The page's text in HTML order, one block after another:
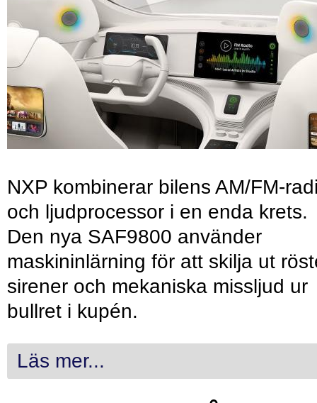
NXP kombinerar bilens AM/FM-
och ljudprocessor i en enda krets.
Den nya SAF9800 använder
maskininlärning för att skilja ut
sirener och mekaniska missljud ur
bullret i kupén.
Läs mer...